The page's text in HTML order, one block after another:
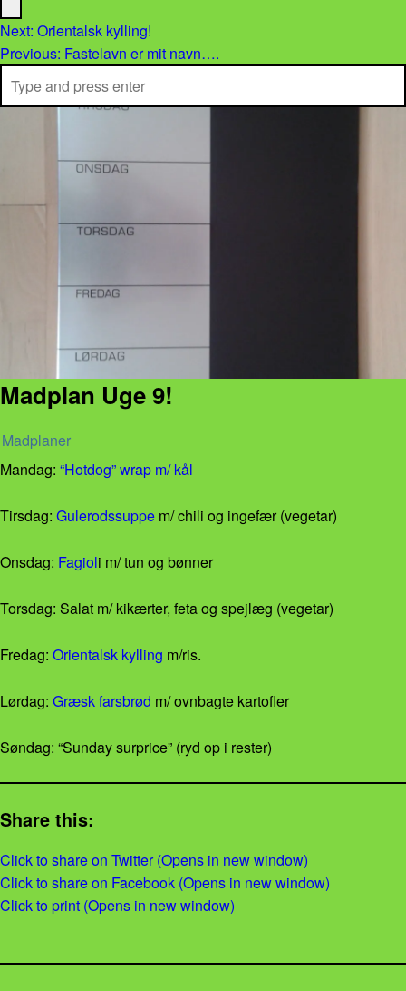
Post navigation
Next: Orientalsk kylling!
Previous: Fastelavn er mit navn….
Search
Madplan Uge 9!
Madplaner
Mandag: “Hotdog” wrap m/ kål
Tirsdag: Gulerodssuppe m/ chili og ingefær (vegetar)
Onsdag: Fagioli m/ tun og bønner
Torsdag: Salat m/ kikærter, feta og spejlæg (vegetar)
Fredag: Orientalsk kylling m/ris.
Lørdag: Græsk farsbrød m/ ovnbagte kartofler
Søndag: “Sunday surprice” (ryd op i rester)
Share this:
Click to share on Twitter (Opens in new window)
Click to share on Facebook (Opens in new window)
Click to print (Opens in new window)